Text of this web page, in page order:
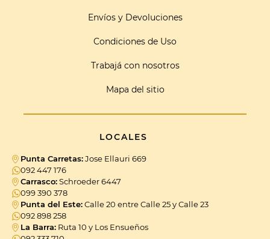
Envíos y Devoluciones
Condiciones de Uso
Trabajá con nosotros
Mapa del sitio
LOCALES
Punta Carretas:Jose Ellauri 669
092 447 176
Carrasco:Schroeder 6447
099 390 378
Punta del Este:Calle 20 entre Calle 25 y Calle 23
092 898 258
La Barra: Ruta 10 y Los Ensueños